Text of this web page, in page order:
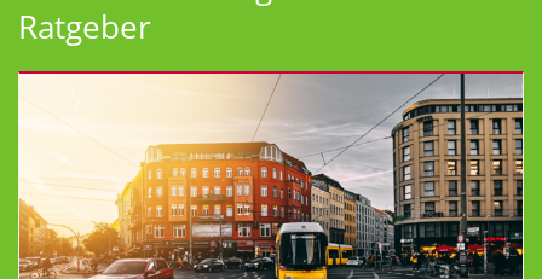
Ratgeber